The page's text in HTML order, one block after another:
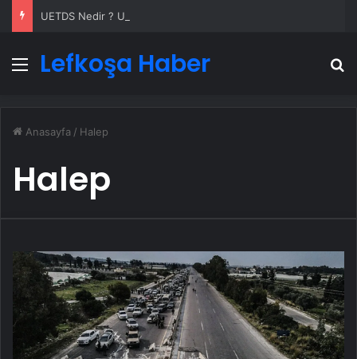
Menü
Lefkoşa Haber
Anasayfa / Halep
Halep